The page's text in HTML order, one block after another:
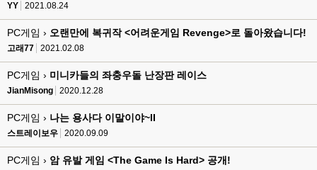
YY 2021.08.24
PC게임 › 오랜만에 복귀작 <어려운게임 Revenge>로 돌아왔습니다!
고래77 2021.02.08
PC게임 › 미니카들의 좌충우돌 난장판 레이스
JianMisong 2020.12.28
PC게임 › 나는 용사다 이말이야~II
스트레이보우 2020.09.09
PC게임 › 암 유발 게임 <The Game Is Hard> 공개!